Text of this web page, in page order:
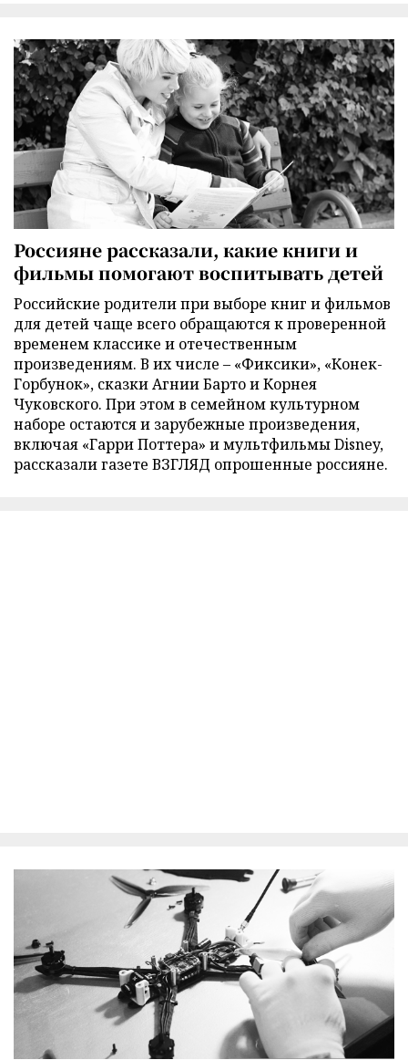
Россияне рассказали, какие книги и
фильмы помогают воспитывать детей
Российские родители при выборе книг и фильмов
для детей чаще всего обращаются к проверенной
временем классике и отечественным
произведениям. В их числе – «Фиксики», «Конек-
Горбунок», сказки Агнии Барто и Корнея
Чуковского. При этом в семейном культурном
наборе остаются и зарубежные произведения,
включая «Гарри Поттера» и мультфильмы Disney,
рассказали газете ВЗГЛЯД опрошенные россияне.